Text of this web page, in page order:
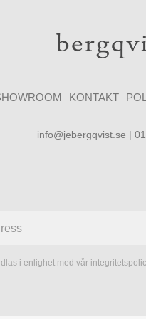
KONTAKT
info@jebergqvist.se |
i enlighet med vår